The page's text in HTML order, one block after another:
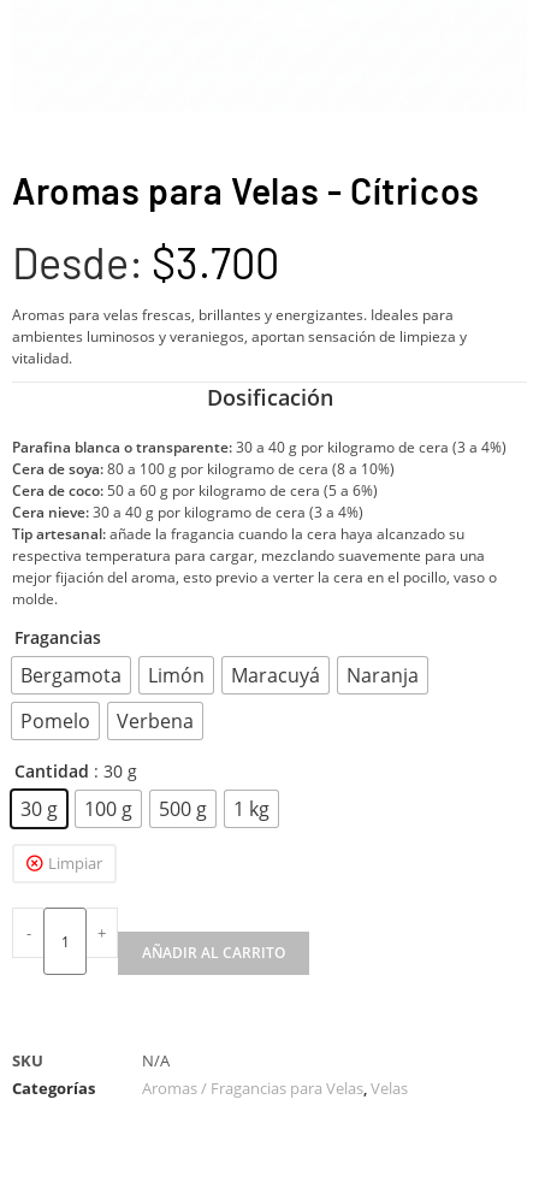
Aromas para Velas - Cítricos
Desde: $3.700
Aromas para velas frescas, brillantes y energizantes. Ideales para
ambientes luminosos y veraniegos, aportan sensación de limpieza y
vitalidad.
Dosificación
Parafina blanca o transparente:30 a 40 g por kilogramo de cera (3 a 4%)
Cera de soya:80 a 100 g por kilogramo de cera (8 a 10%)
Cera de coco:50 a 60 g por kilogramo de cera (5 a 6%)
Cera nieve:30 a 40 g por kilogramo de cera (3 a 4%)
Tip artesanal:añade la fragancia cuando la cera haya alcanzado su
respectiva temperatura para cargar, mezclando suavemente para una
mejor fijación del aroma, esto previo a verter la cera en el pocillo, vaso o
molde.
Fragancias
Bergamota Limón Maracuyá
Naranja
Pomelo
Verbena
Cantidad : 30 g
30 g 100 g 500 g 1 kg
Limpiar
- +
AÑADIR AL CARRITO
t
e
SKU
N/A
Categorías
Aromas / Fragancias para Velas,Velas